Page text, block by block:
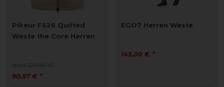
Pikeur FS26 Quilted
Weste the Core Herren
90,97 € *
EGO7 Herren Weste
145,00 € *